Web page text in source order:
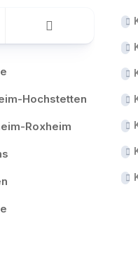
Hochstetten
Roxheim